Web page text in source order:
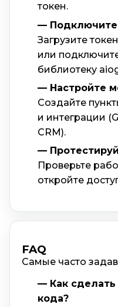
токен.
— Подключите
Загрузите
или
библиотеку
— Настройте
Создайте
и интеграции
CRM).
—
Проверьте
откройте
FAQ
Самые часто
— Как сделать
кода?